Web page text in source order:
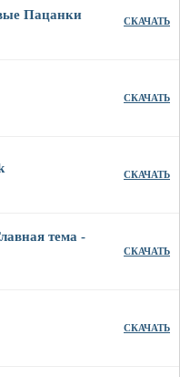
Пацанки СКАЧАТЬ
СКАЧАТЬ
СКАЧАТЬ
тема -
СКАЧАТЬ
СКАЧАТЬ